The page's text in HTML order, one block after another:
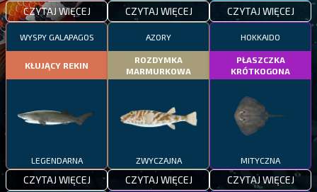
CZYTAJ WIĘCEJ CZYTAJ WIĘCEJ CZYTAJ WIĘCEJ
WYSPY GALAPAGOS
KŁUJĄCY REKIN
LEGENDARNA
CZYTAJ WIĘCEJ
AZORY
ROZDYMKA
MARMURKOWA
ZWYCZAJNA
CZYTAJ WIĘCEJ
HOKKAIDO
PŁASZCZKA
KRÓTKOGONA
MITYCZNA
CZYTAJ WIĘCEJ